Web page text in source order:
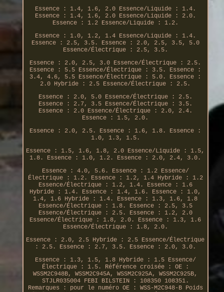
Essence : 1.4, 1.6, 2.0 Essence/Liquide : 1.4.
Essence : 1.4, 1.6, 2.0 Essence/Liquide : 2.0.
Essence : 1.2 Essence/Liquide : 1.2.
Essence : 1.0, 1.2, 1.4 Essence/Liquide : 1.4.
Essence : 2.5, 3.5. Essence : 2.0, 2.5, 3.5, 5.0
Essence/Électrique : 2.5, 3.5.
Essence : 2.0, 2.5, 3.0 Essence/Électrique : 2.5.
Essence : 5.5 Essence/Électrique : 3.5. Essence :
3.4, 4.6, 5.5 Essence/Électrique : 5.0. Essence :
2.0 Hybride : 2.5 Essence/Électrique : 2.5.
Essence : 2.0, 5.0 Essence/Électrique : 2.5.
Essence : 2.7, 3.5 Essence/Électrique : 3.5.
Essence : 2.0 Essence/Électrique : 2.0, 2.4.
Essence : 1.5, 2.0.
Essence : 2.0, 2.5. Essence : 1.6, 1.8. Essence :
1.0, 1.3, 1.5.
Essence : 1.5, 1.6, 1.8, 2.0 Essence/Liquide : 1.5,
1.8. Essence : 1.0, 1.2. Essence : 2.0, 2.4, 3.0.
Essence : 4.0, 5.6. Essence : 1.2 Essence/
Électrique : 1.2. Essence : 1.2, 1.4 Hybride : 1.2
Essence/Électrique : 1.2, 1.4. Essence : 1.6
Hybride : 1.4. Essence : 1.4, 1.6. Essence : 1.0,
1.4, 1.6 Hybride : 1.4. Essence : 1.3, 1.6, 1.8
Essence/Électrique : 1.8. Essence : 2.5, 3.5
Essence/Électrique : 2.5. Essence : 1.2, 2.0
Essence/Électrique : 1.8, 2.0. Essence : 1.3, 1.6
Essence/Électrique : 1.8, 2.0.
Essence : 2.0, 2.5 Hybride : 2.5 Essence/Électrique
: 2.5. Essence : 2.7, 3.5. Essence : 2.0, 3.0.
Essence : 1.3, 1.5, 1.8 Hybride : 1.5 Essence/
Électrique : 1.5. Référence croisée : OE :
WSSM2C948B, WSSM2C945A, WSSM2C925A, WSSM2C925B,
STJLR035004 FEBI BILSTEIN : 108350 108351.
Remarques : pour le numéro OE : WSS-M2C948-B Poids